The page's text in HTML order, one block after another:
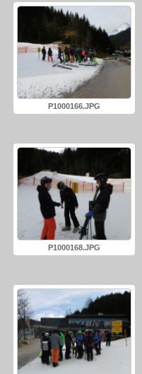
P1000166.JPG
P1000168.JPG